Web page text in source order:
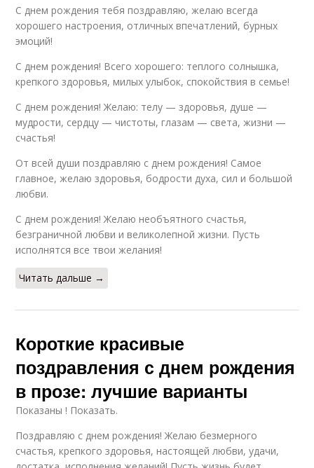
С днем рождения тебя поздравляю, желаю всегда
хорошего настроения, отличных впечатлений, бурных
эмоций!
С днем рождения! Всего хорошего: теплого солнышка,
крепкого здоровья, милых улыбок, спокойствия в семье!
С днем рождения! Желаю: телу — здоровья, душе —
мудрости, сердцу — чистоты, глазам — света, жизни —
счастья!
От всей души поздравляю с днем рождения! Самое
главное, желаю здоровья, бодрости духа, сил и большой
любви.
С днем рождения! Желаю необъятного счастья,
безграничной любви и великолепной жизни. Пусть
исполнятся все твои желания!
Читать дальше →
Короткие красивые
поздравления с днем рождения
в прозе: лучшие варианты
Показаны ! Показать.
Поздравляю с днем рождения! Желаю безмерного
счастья, крепкого здоровья, настоящей любви, удачи,